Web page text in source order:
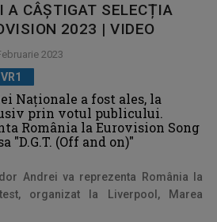
A CÂŞTIGAT SELECȚIA
2023 | VIDEO
2023
Naționale a fost ales, la
prin votul publicului.
România la Eurovision Song
"D.G.T. (Off and on)"
Andrei va reprezenta România la
organizat la Liverpool, Marea